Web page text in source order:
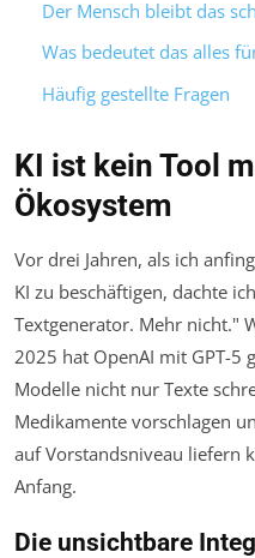
Der Mensch bleibt das
Was bedeutet das alles
Häufig gestellte Fragen
KI ist kein Tool
Ökosystem
Vor drei Jahren, als ich
KI zu beschäftigen, dachte
Textgenerator. Mehr nicht."
2025 hat OpenAI mit GPT-5
Modelle nicht nur Texte
Medikamente vorschlagen
auf Vorstandsniveau liefern
Anfang.
Die unsichtbare